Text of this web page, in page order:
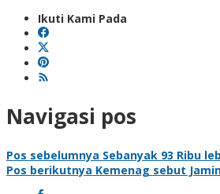
Ikuti Kami Pada
Navigasi pos
Pos sebelumnya Sebanyak 93 Ribu
Pos berikutnya Kemenag sebut